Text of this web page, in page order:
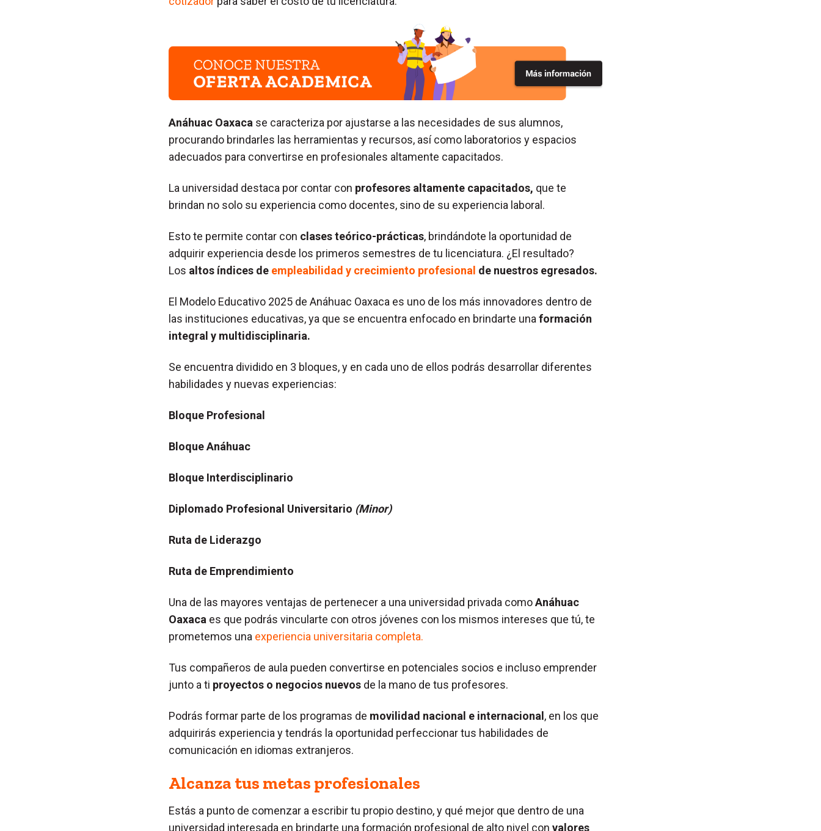
Anáhuac Oaxaca se caracteriza por ajustarse a las necesidades de sus alumnos,
procurando brindarles las herramientas y recursos, así como laboratorios y espacios
adecuados para convertirse en profesionales altamente capacitados.
La universidad destaca por contar con profesores altamente capacitados, que te
brindan no solo su experiencia como docentes, sino de su experiencia laboral.
Esto te permite contar con clases teórico-prácticas, brindándote la oportunidad de
adquirir experiencia desde los primeros semestres de tu licenciatura. ¿El resultado?
Los altos índices de empleabilidad y crecimiento profesional de nuestros egresados.
El Modelo Educativo 2025 de Anáhuac Oaxaca es uno de los más innovadores dentro de
las instituciones educativas, ya que se encuentra enfocado en brindarte una formación
integral y multidisciplinaria.
Se encuentra dividido en 3 bloques, y en cada uno de ellos podrás desarrollar diferentes
habilidades y nuevas experiencias:
Bloque Profesional
Bloque Anáhuac
Bloque Interdisciplinario
Diplomado Profesional Universitario (Minor)
Ruta de Liderazgo
Ruta de Emprendimiento
Una de las mayores ventajas de pertenecer a una universidad privada como Anáhuac
Oaxaca es que podrás vincularte con otros jóvenes con los mismos intereses que tú, te
prometemos una experiencia universitaria completa.
Tus compañeros de aula pueden convertirse en potenciales socios e incluso emprender
junto a ti proyectos o negocios nuevos de la mano de tus profesores.
Podrás formar parte de los programas de movilidad nacional e internacional, en los que
adquirirás experiencia y tendrás la oportunidad perfeccionar tus habilidades de
comunicación en idiomas extranjeros.
Alcanza tus metas profesionales
Estás a punto de comenzar a escribir tu propio destino, y qué mejor que dentro de una
universidad interesada en brindarte una formación profesional de alto nivel con valores